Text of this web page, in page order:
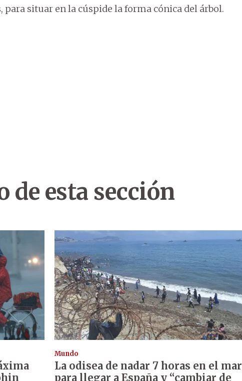
para situar en la cúspide la forma cónica del árbol.
de esta sección
Mundo
La odisea de nadar 7 horas en el mar
para llegar a España y “cambiar de